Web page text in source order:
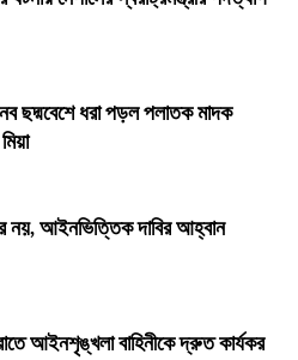
ছদ্মবেশে ধরা পড়ল পলাতক মাদক
নয়, আইনভিত্তিক দাবির আহ্বান
আইনশৃঙ্খলা বাহিনীকে দ্রুত কার্যকর